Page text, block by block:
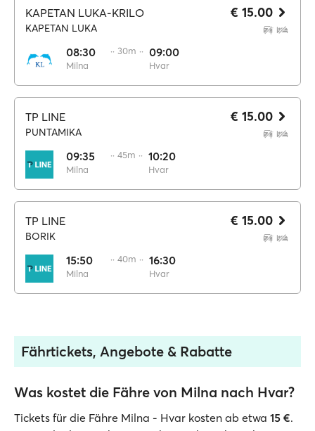
KAPETAN LUKA-KRILO
KAPETAN LUKA
08:30
Milna
·· 30m ·· 09:00
Hvar
€ 15.00
TP LINE
PUNTAMIKA
09:35
Milna
·· 45m ·· 10:20
Hvar
€ 15.00
TP LINE
BORIK
15:50
Milna
·· 40m ·· 16:30
Hvar
€ 15.00
Fährtickets, Angebote & Rabatte
Was kostet die Fähre von Milna nach Hvar?
Tickets für die Fähre Milna - Hvar kosten ab etwa 15 €.